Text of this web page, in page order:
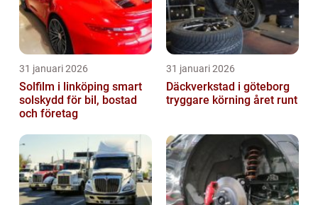
31 januari 2026
Solfilm i linköping smart
solskydd för bil, bostad
och företag
31 januari 2026
Däckverkstad i göteborg
tryggare körning året runt